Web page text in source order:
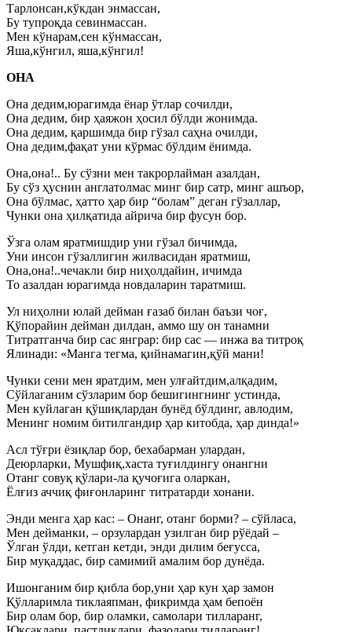
Тарлонсан,кўкдан энмассан,
Бу тупроқда севинмассан.
Мен кўнарам,сен кўнмассан,
Яша,кўнгил, яша,кўнгил!
ОНА
Она дедим,юрагимда ёнар ўтлар сочилди,
Она дедим, бир ҳаяжон ҳосил бўлди жонимда.
Она дедим, қаршимда бир гўзал саҳна очилди,
Она дедим,фақат уни кўрмас бўлдим ёнимда.
Она,она!.. Бу сўзни мен такрорлайман азалдан,
Бу сўз ҳуснин англатолмас минг бир сатр, минг ашъор,
Она бўлмас, ҳатто ҳар бир “болам” деган гўзаллар,
Чунки она ҳилқатида айрича бир фусун бор.
Ўзга олам яратмишдир уни гўзал бичимда,
Уни инсон гўзаллигин жилвасидан яратмиш,
Она,она!..чечакли бир ниҳолдайин, ичимда
То азалдан юрагимда новдаларин таратмиш.
Ул ниҳолни юлай дейман ғазаб билан баъзи чоғ,
Қўпорайин дейман дилдан, аммо шу он танамни
Титратганча бир сас янграр: бир сас — инжа ва титроқ
Ялинади: «Манга тегма, қийнамагин,қўй мани!
Чунки сени мен яратдим, мен улғайтдим,алқадим,
Сўйлаганим сўзларим бор бешигингнинг устинда,
Мен куйлаган қўшиқлардан бунёд бўлдинг, авлодим,
Менинг номим битилгандир ҳар китобда, ҳар динда!»
Асл тўғри ёзиқлар бор, бехабарман улардан,
Деюрларки, Мушфиқ,хаста туғилдингу онангни
Отанг совуқ қўлари-ла қучоғига оларкан,
Ёлғиз аччиқ фиғонларинг титратарди хонани.
Энди менга ҳар кас: – Онанг, отанг борми? – сўйласа,
Мен дейманки, – орзулардан узилган бир рўёдай –
Ўлган ўлди, кетган кетди, энди дилим беғусса,
Бир муқаддас, бир самимий амалим бор дунёда.
Ишонганим бир қибла бор,уни ҳар кун ҳар замон
Қўлларимла тиклаяпман, фикримда ҳам бепоён
Бир олам бор, бир оламки, самолари тилларанг,